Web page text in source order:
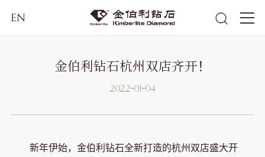
EN
金伯利钻石杭州双店齐开！
2022-01-04
新年伊始，金伯利钻石全新打造的杭州双店盛大开